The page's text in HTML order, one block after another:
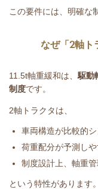
この要件には、明確な
なぜ「2軸ト
11.5t軸重緩和は、 駆動
制度です。
2軸トラクタは、
車両構造が比較的
荷重配分が予測し
制度設計上、軸重
という特性があります。